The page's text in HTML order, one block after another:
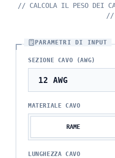
// CALCOLA IL PESO DEI
//
PARAMETRI DI INPUT
SEZIONE CAVO (AWG)
MATERIALE CAVO
RAME
LUNGHEZZA CAVO